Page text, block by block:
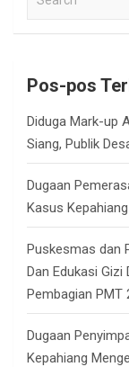
a
c
Pos-pos
Diduga Mark-up
Siang, Publik
Dugaan
Kasus
Puskesmas dan
Dan Edukasi Gizi
Pembagian PMT
Dugaan
Kepahiang